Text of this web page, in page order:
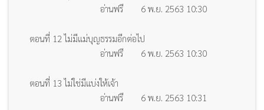
อ่านฟรี
6 พ.ย. 2563 10:30
ตอนที่ 12 ไม่มีแม่บุญธรรมอีกต่อไป
อ่านฟรี
6 พ.ย. 2563 10:30
ตอนที่ 13 ไม่ใช่มีแบ่งให้เจ้า
อ่านฟรี
6 พ.ย. 2563 10:31